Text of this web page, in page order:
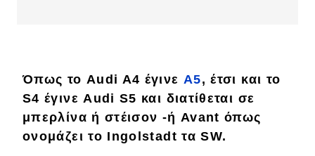
Τεχνολογία
Ασφάλεια
Αγορά
Όπως το Audi A4 έγινε A5, έτσι και το
S4 έγινε Audi S5 και διατίθεται σε
μπερλίνα ή στέισον -ή Avant όπως
ονομάζει το Ingolstadt τα SW.